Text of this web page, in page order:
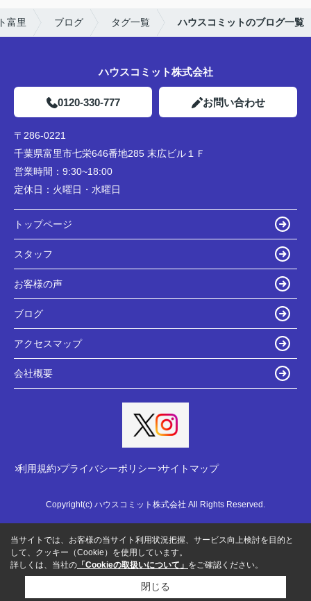
富里 ブログ タグ一覧 ハウスコミットのブログ一覧
ハウスコミット株式会社
0120-330-777 お問い合わせ
〒286-0221
千葉県富里市七栄646番地285 末広ビル１Ｆ
営業時間： 9:30~18:00
定休日： 火曜日・水曜日
トップページ
スタッフ
お客様の声
ブログ
アクセスマップ
会社概要
利用規約 プライバシーポリシー サイトマップ
Copyright(c) ハウスコミット株式会社 All Rights Reserved.
当サイトでは、お客様の当サイト利用状況把握、サービス向上検討を目的と
して、クッキー（Cookie）を使用しています。
詳しくは、当社の 「Cookieの取扱いについて」 をご確認ください。
閉じる